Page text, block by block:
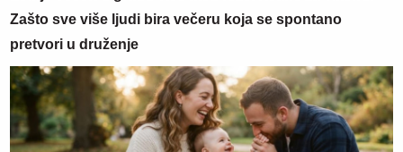
Zašto sve više ljudi bira večeru koja se spontano
pretvori u druženje